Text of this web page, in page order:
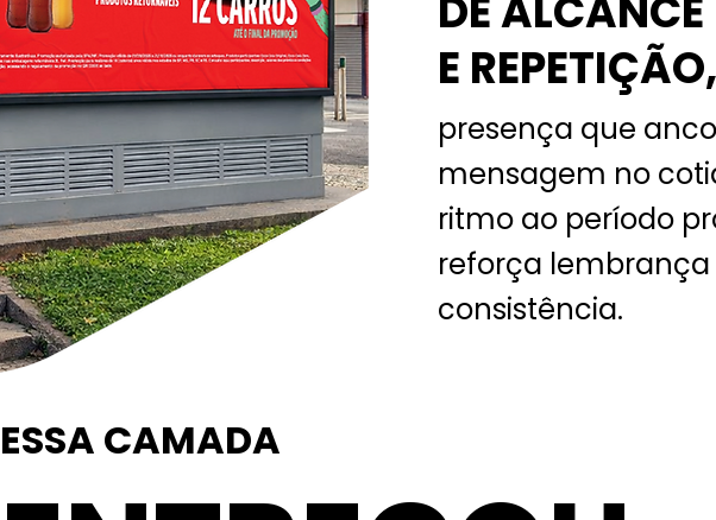
DE ALCANCE
E REPETIÇÃO,
presença que
mensagem no
ritmo ao período
reforça
consistência.
ESSA CAMADA